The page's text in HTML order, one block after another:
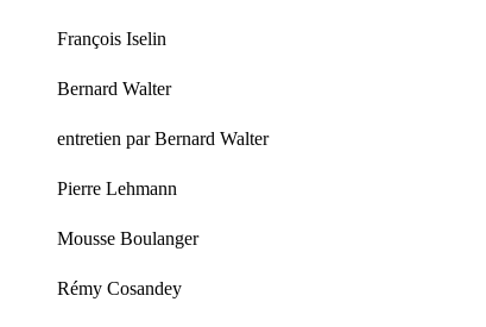
François Iselin
Bernard Walter
entretien par Bernard Walter
Pierre Lehmann
Mousse Boulanger
Rémy Cosandey